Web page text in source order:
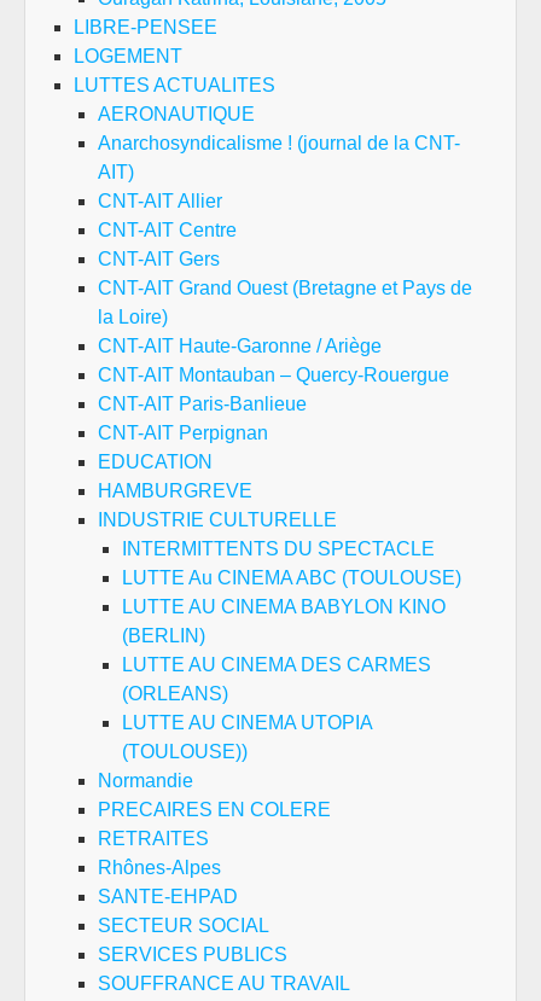
LIBRE-PENSEE
LOGEMENT
LUTTES ACTUALITES
AERONAUTIQUE
Anarchosyndicalisme ! (journal de la CNT-
AIT)
CNT-AIT Allier
CNT-AIT Centre
CNT-AIT Gers
CNT-AIT Grand Ouest (Bretagne et Pays de
la Loire)
CNT-AIT Haute-Garonne / Ariège
CNT-AIT Montauban – Quercy-Rouergue
CNT-AIT Paris-Banlieue
CNT-AIT Perpignan
EDUCATION
HAMBURGREVE
INDUSTRIE CULTURELLE
INTERMITTENTS DU SPECTACLE
LUTTE Au CINEMA ABC (TOULOUSE)
LUTTE AU CINEMA BABYLON KINO
(BERLIN)
LUTTE AU CINEMA DES CARMES
(ORLEANS)
LUTTE AU CINEMA UTOPIA
(TOULOUSE))
Normandie
PRECAIRES EN COLERE
RETRAITES
Rhônes-Alpes
SANTE-EHPAD
SECTEUR SOCIAL
SERVICES PUBLICS
SOUFFRANCE AU TRAVAIL